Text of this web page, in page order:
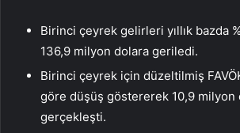
Birinci çeyrek gelirleri yıllık bazda
136,9 milyon dolara geriledi.
Birinci çeyrek için düzeltilmiş
göre düşüş göstererek 10,9 milyon
gerçekleşti.